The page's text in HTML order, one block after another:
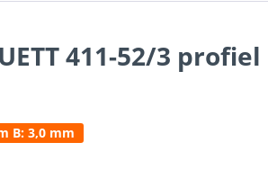
411-52/3
B: 3,0 mm